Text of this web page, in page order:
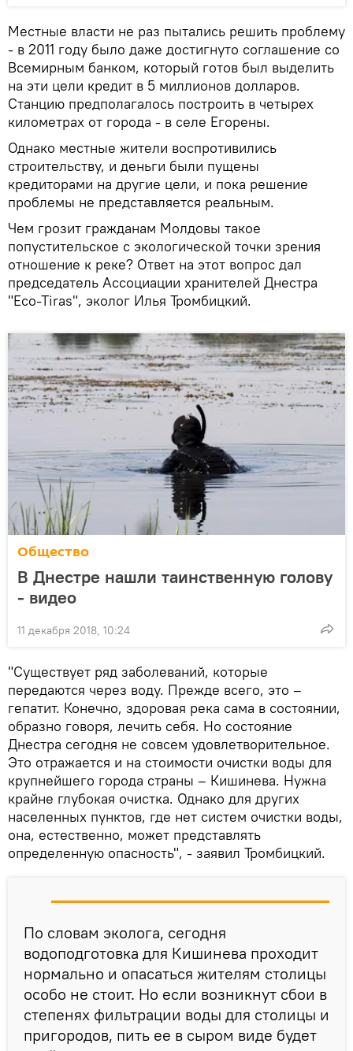
Местные власти не раз пытались решить проблему
- в 2011 году было даже достигнуто соглашение со
Всемирным банком, который готов был выделить
на эти цели кредит в 5 миллионов долларов.
Станцию предполагалось построить в четырех
километрах от города - в селе Егорены.
Однако местные жители воспротивились
строительству, и деньги были пущены
кредиторами на другие цели, и пока решение
проблемы не представляется реальным.
Чем грозит гражданам Молдовы такое
попустительское с экологической точки зрения
отношение к реке? Ответ на этот вопрос дал
председатель Ассоциации хранителей Днестра
"Eco-Tiras", эколог Илья Тромбицкий.
Общество
В Днестре нашли таинственную голову
- видео
11 декабря 2018, 10:24
"Существует ряд заболеваний, которые
передаются через воду. Прежде всего, это –
гепатит. Конечно, здоровая река сама в состоянии,
образно говоря, лечить себя. Но состояние
Днестра сегодня не совсем удовлетворительное.
Это отражается и на стоимости очистки воды для
крупнейшего города страны – Кишинева. Нужна
крайне глубокая очистка. Однако для других
населенных пунктов, где нет систем очистки воды,
она, естественно, может представлять
определенную опасность", - заявил Тромбицкий.
По словам эколога, сегодня
водоподготовка для Кишинева проходит
нормально и опасаться жителям столицы
особо не стоит. Но если возникнут сбои в
степенях фильтрации воды для столицы и
пригородов, пить ее в сыром виде будет